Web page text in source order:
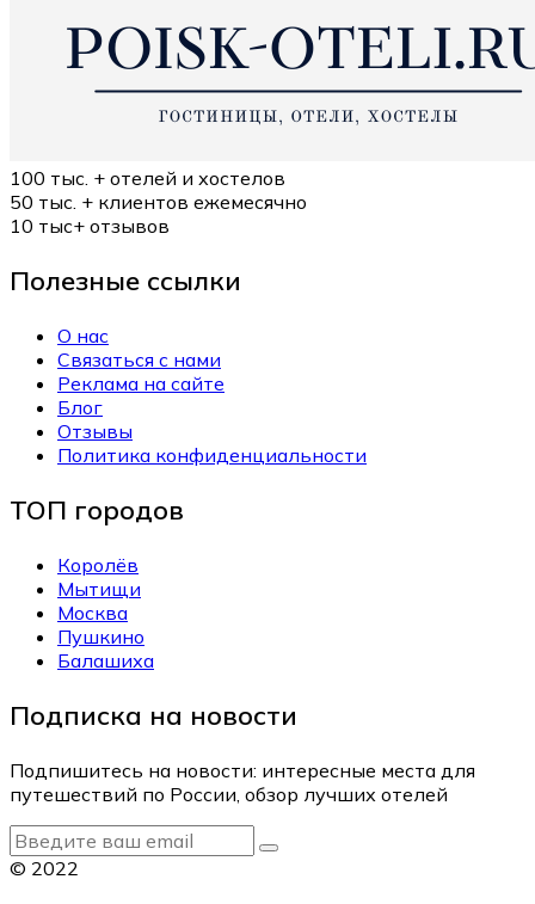
100 тыс. + отелей и хостелов
50 тыс. + клиентов ежемесячно
10 тыс+ отзывов
Полезные ссылки
О нас
Связаться с нами
Реклама на сайте
Блог
Отзывы
Политика конфиденциальности
ТОП городов
Королёв
Мытищи
Москва
Пушкино
Балашиха
Подписка на новости
Подпишитесь на новости: интересные места для
путешествий по России, обзор лучших отелей
© 2022